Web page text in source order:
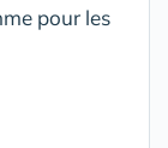
pour les